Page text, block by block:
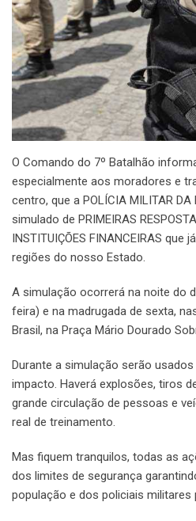
O Comando do 7º Batalhão
especialmente aos moradores e
centro, que a POLÍCIA MILITAR
simulado de PRIMEIRAS
INSTITUIÇÕES FINANCEIRAS
regiões do nosso Estado.
A simulação ocorrerá na noite do
feira) e na madrugada de sexta,
Brasil, na Praça Mário Dourado
Durante a simulação serão
impacto. Haverá explosões, tiros
grande circulação de pessoas e
real de treinamento.
Mas fiquem tranquilos, todas as
dos limites de segurança
população e dos policiais militares